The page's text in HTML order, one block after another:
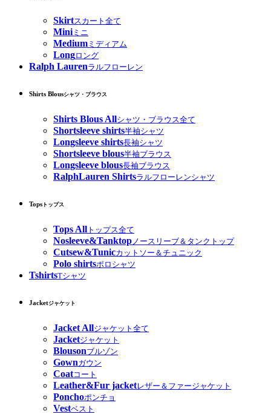
Skirtスカート全て
Miniミニ
Medium ミディアム
Longロング
Ralph Laurenラルフローレン
Shirts Blousシャツ・ブラウス
Shirts Blous Allシャツ・ブラウス全て
Shortsleeve shirts半袖シャツ
Longsleeve shirts長袖シャツ
Shortsleeve blous半袖ブラウス
Longsleeve blous長袖ブラウス
RalphLauren Shirtsラルフローレンシャツ
Tops トップス
Tops All トップス全て
Nosleeve&Tanktop ノースリーブ＆タンクトップ
Cutsew&Tunicカットソー＆チュニック
Polo shirtsポロシャツ
TshirtsTシャツ
Jacketジャケット
Jacket Allジャケット全て
Jacketジャケット
Blousonブルゾン
Gownガウン
Coatコート
Leather&Fur jacketレザー＆ファージャケット
Ponchoポンチョ
Vestベスト